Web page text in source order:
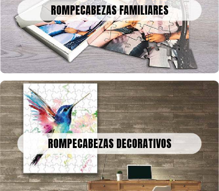
ROMPECABEZAS FAMILIARES
Un bonito recuerdo para decorar o enmarcar en la historia, tus
fotos o collage en rompecabezas, para celebrar una fecha
especial
ROMPECABEZAS DECORATIVOS
ROMPECABEZAS DECORATIVOS
Podemos convertir obras de arte, fotografías o recuerdos
familiares en un rompecabezas gigante para decorar tu casa u
oficina